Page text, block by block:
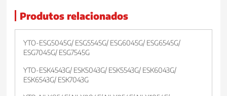
Produtos relacionados
YTO-ESG5045G/ ESG5545G/ ESG6045G/ ESG6545G/
ESG7045G/ ESG7545G
YTO-ESK4543G/ ESK5043G/ ESK5543G/ ESK6043G/
ESK6543G/ ESK7043G